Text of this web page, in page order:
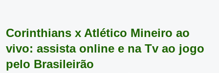
Corinthians x Atlético Mineiro ao
vivo: assista online e na Tv ao jogo
pelo Brasileirão